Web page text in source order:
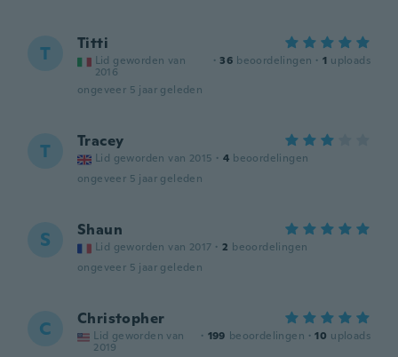
T Titti
Lid geworden van
2016
· 36 beoordelingen · 1 uploads
ongeveer 5 jaar geleden
T Tracey
Lid geworden van 2015 · 4 beoordelingen
ongeveer 5 jaar geleden
S Shaun
Lid geworden van 2017 · 2 beoordelingen
ongeveer 5 jaar geleden
C Christopher
Lid geworden van
2019
· 199 beoordelingen · 10 uploads